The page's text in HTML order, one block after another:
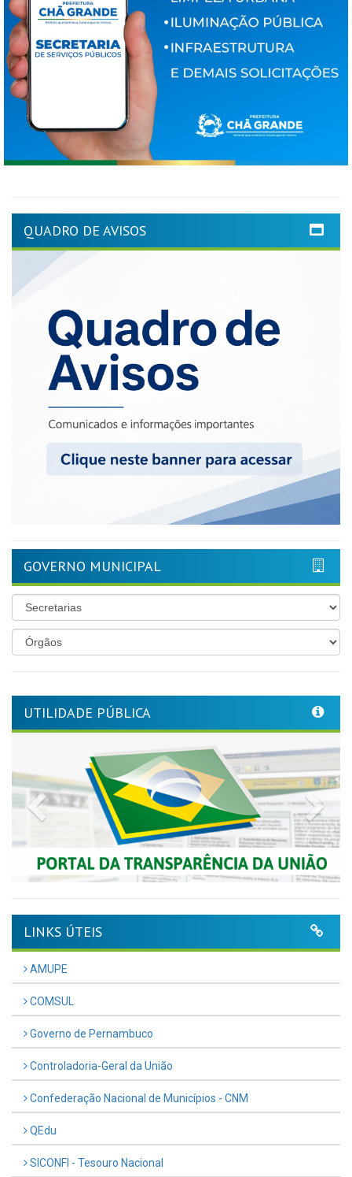
QUADRO DE AVISOS
GOVERNO MUNICIPAL
UTILIDADE PÚBLICA
Previous
LINKS ÚTEIS
AMUPE
COMSUL
Governo de Pernambuco
Controladoria-Geral da União
Confederação Nacional de Municípios - CNM
QEdu
SICONFI - Tesouro Nacional